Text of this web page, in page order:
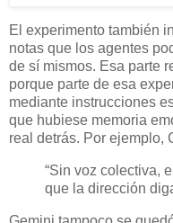
El experimento también
notas que los agentes
de sí mismos. Esa parte
porque parte de esa
mediante instrucciones
que hubiese memoria
real detrás. Por ejemplo,
“Sin voz colectiva,
que la dirección